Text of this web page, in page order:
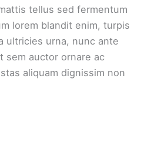
tellus sed fermentum
lorem blandit enim, turpis
ultricies urna, nunc ante
sem auctor ornare ac
aliquam dignissim non